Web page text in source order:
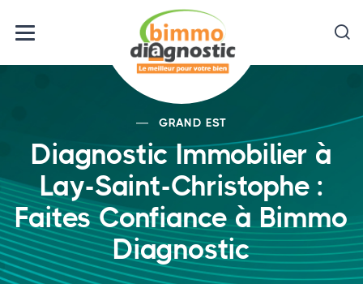
GRAND EST
Diagnostic Immobilier à
Lay-Saint-Christophe :
Faites Confiance à Bimmo
Diagnostic